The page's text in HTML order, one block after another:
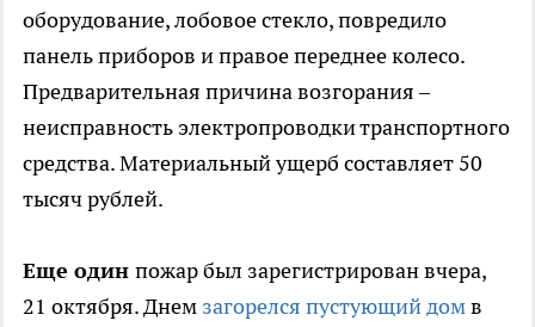
оборудование, лобовое стекло, повредило
панель приборов и правое переднее колесо.
Предварительная причина возгорания –
неисправность электропроводки транспортного
средства. Материальный ущерб составляет 50
тысяч рублей.
Еще один пожар был зарегистрирован вчера,
21 октября. Днем загорелся пустующий домв